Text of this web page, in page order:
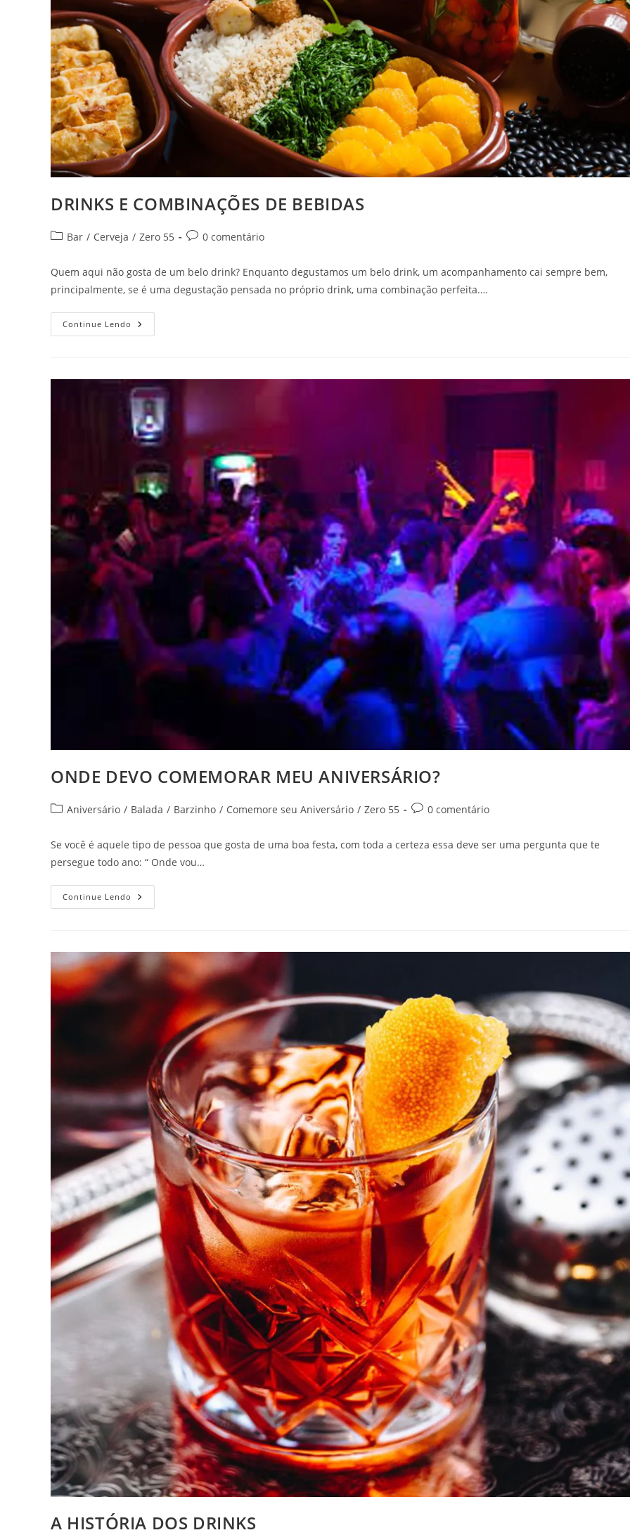
DRINKS E COMBINAÇÕES DE BEBIDAS
Categoria
post:
Bar / Cerveja / Zero 55
Comentários
post:
0 comentário
Quem aqui não gosta de um belo drink? Enquanto degustamos um belo drink, um acompanhamento cai sempre bem,
principalmente, se é uma degustação pensada no próprio drink, uma combinação perfeita.…
Continue Lendo DRINKS
E
ONDE DEVO COMEMORAR MEU ANIVERSÁRIO?
Categoria
post:
Aniversário / Balada / Barzinho / Comemore seu Aniversário / Zero 55
Comentários
post:
0 comentário
Se você é aquele tipo de pessoa que gosta de uma boa festa, com toda a certeza essa deve ser uma pergunta que te
persegue todo ano: “ Onde vou…
Continue Lendo ONDE
DEVO
A HISTÓRIA DOS DRINKS